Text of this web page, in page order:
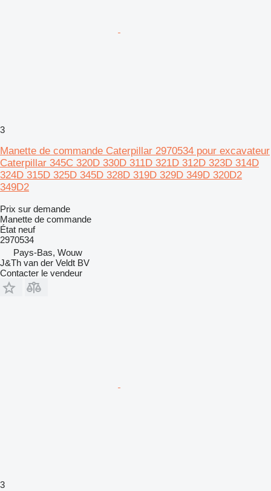
3
Manette de commande Caterpillar 2970534 pour excavateur
Caterpillar 345C 320D 330D 311D 321D 312D 323D 314D
324D 315D 325D 345D 328D 319D 329D 349D 320D2
349D2
Prix sur demande
Manette de commande
État neuf
2970534
Pays-Bas, Wouw
J&Th van der Veldt BV
Contacter le vendeur
3